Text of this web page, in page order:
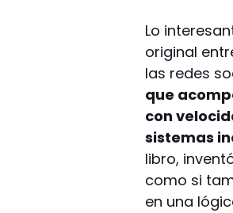
Lo
original
las redes
que
con
sistemas
libro,
como si
en una